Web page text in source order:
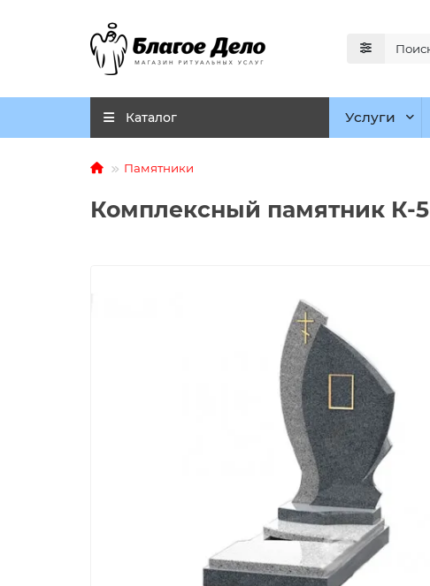
Каталог Услуги
Памятники
Комплексный памятник К-5